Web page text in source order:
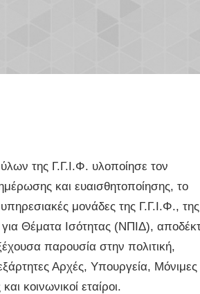
της Γ.Γ.Ι.Φ. υλοποίησε τον
και ευαισθητοποίησης, το
μονάδες της Γ.Γ.Ι.Φ., της
Θέματα Ισότητας (ΝΠΙΔ),
παρουσία στην πολιτική,
Αρχές, Υπουργεία, Μόνιμες
κοινωνικοί εταίροι.